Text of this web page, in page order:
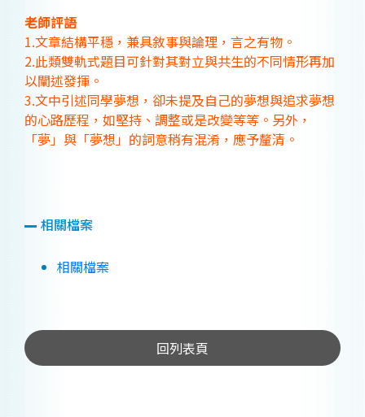
老師評語
1.文章結構平穩，兼具敘事與論理，言之有物。
2.此類雙軌式題目可針對其對立與共生的不同情形再加
以闡述發揮。
3.文中引述同學夢想，卻未提及自己的夢想與追求夢想
的心路歷程，如堅持、調整或是改變等等。另外，
「夢」與「夢想」的詞意稍有混淆，應予釐清。
相關檔案
相關檔案
回列表頁